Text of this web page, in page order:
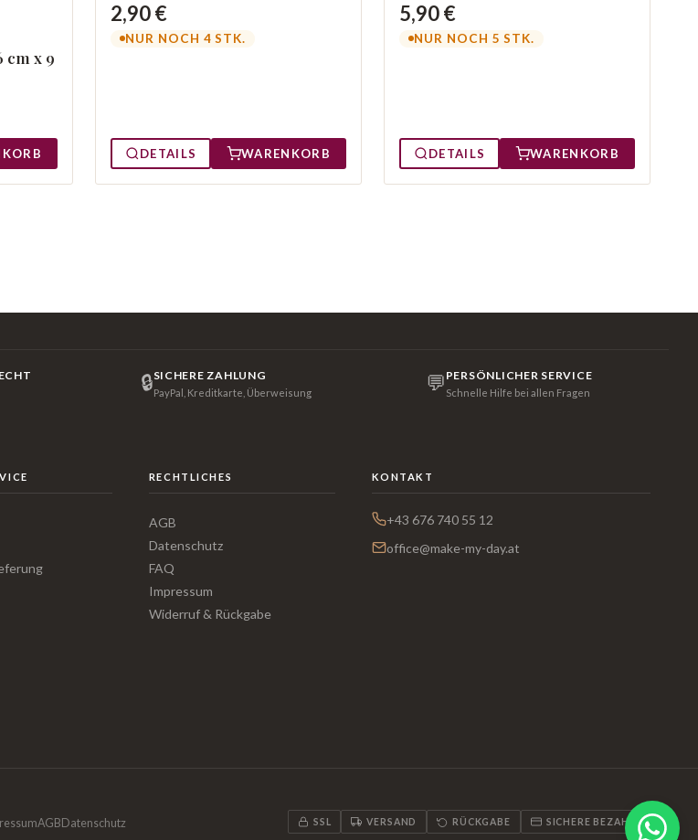
cm x 9
2,90 €
NUR NOCH 4 STK.
DETAILS WARENKORB
5,90 €
NUR NOCH 5 STK.
DETAILS WARENKORB
🔒SICHERE ZAHLUNG
PayPal, Kreditkarte, Überweisung 💬 PERSÖNLICHER SERVICE
Schnelle Hilfe bei allen Fragen
RECHTLICHES
AGB
Datenschutz
FAQ
Impressum
Widerruf & Rückgabe
KONTAKT
+43 676 740 55 12
office@make-my-day.at
AGB Datenschutz SSL VERSAND RÜCKGABE SICHERE BEZAHLUNG